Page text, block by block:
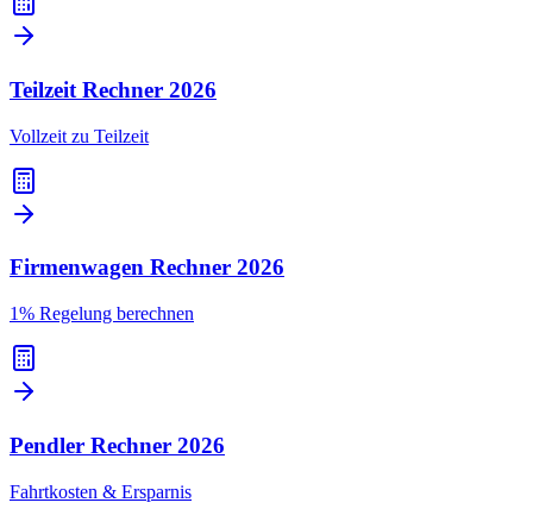
Teilzeit Rechner 2026
Vollzeit zu Teilzeit
Firmenwagen Rechner 2026
1% Regelung berechnen
Pendler Rechner 2026
Fahrtkosten & Ersparnis